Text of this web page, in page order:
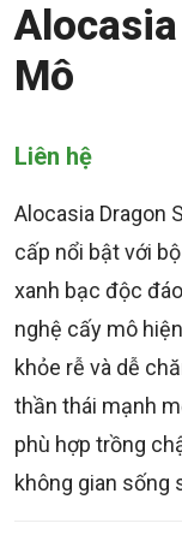
Mô
Liên hệ
Alocasia Dragon
cấp nổi bật với
xanh bạc độc
nghệ cấy mô
khỏe rễ và dễ
thần thái mạnh
phù hợp trồng
không gian sống